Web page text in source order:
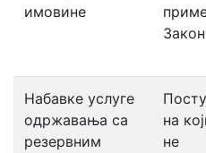
имовине
Закон
Набавке услуге
одржавања са
резервним
на
не